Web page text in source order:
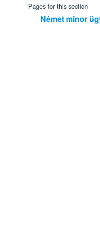
Pages for this section
Német minor